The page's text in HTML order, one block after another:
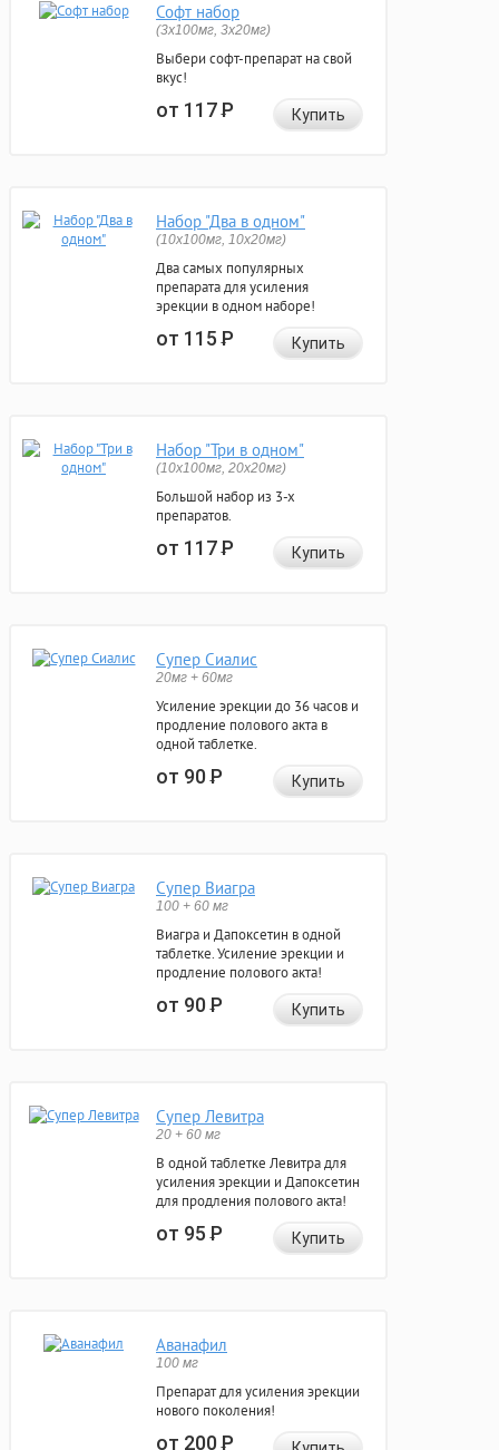
Софт набор
(3x100мг, 3x20мг)
Выбери софт-препарат на свой
вкус!
от 117Р Купить
Набор "Два в одном"
(10x100мг, 10x20мг)
Два самых популярных
препарата для усиления
эрекции в одном наборе!
от 115Р Купить
Набор "Три в одном"
(10x100мг, 20x20мг)
Большой набор из 3-х
препаратов.
от 117Р Купить
Супер Сиалис
20мг + 60мг
Усиление эрекции до 36 часов и
продление полового акта в
одной таблетке.
от 90Р Купить
Супер Виагра
100 + 60 мг
Виагра и Дапоксетин в одной
таблетке. Усиление эрекции и
продление полового акта!
от 90Р Купить
Супер Левитра
20 + 60 мг
В одной таблетке Левитра для
усиления эрекции и Дапоксетин
для продления полового акта!
от 95Р Купить
Аванафил
100 мг
Препарат для усиления эрекции
нового поколения!
от 200Р